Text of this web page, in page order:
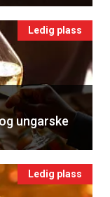
Ledig plass
ungarske
Ledig plass